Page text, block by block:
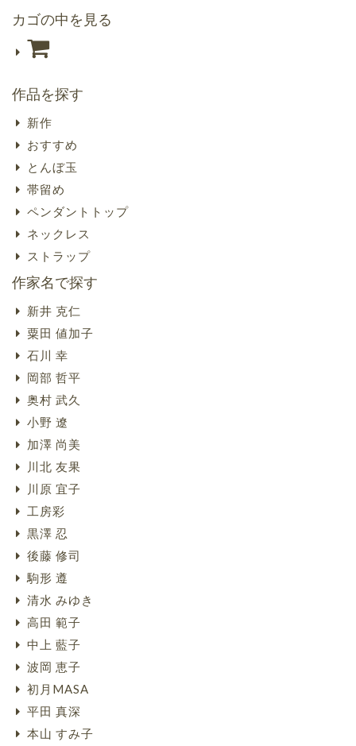
カゴの中を見る
作品を探す
新作
おすすめ
とんぼ玉
帯留め
ペンダントトップ
ネックレス
ストラップ
作家名で探す
新井 克仁
粟田 値加子
石川 幸
岡部 哲平
奥村 武久
小野 遼
加澤 尚美
川北 友果
川原 宜子
工房彩
黒澤 忍
後藤 修司
駒形 遵
清水 みゆき
高田 範子
中上 藍子
波岡 恵子
初月MASA
平田 真深
本山 すみ子